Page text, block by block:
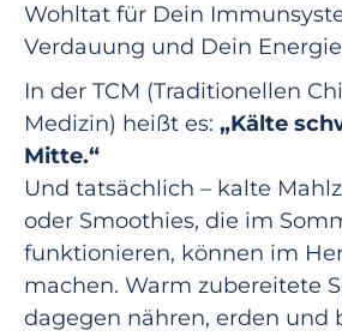
Wohltat für Dein
Verdauung und Dein
In der TCM (Traditionellen
Medizin) heißt es: „Kälte
Mitte.“
Und tatsächlich – kalte
oder Smoothies, die im
funktionieren, können im
machen. Warm zubereitete
dagegen nähren, erden und